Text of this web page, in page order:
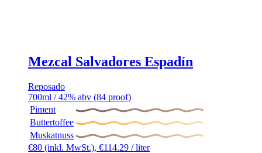
Mezcal Salvadores Espadín
Reposado
700ml / 42% abv (84 proof)
Piment
Buttertoffee
Muskatnuss
€80 (inkl. MwSt.), €114.29 / liter